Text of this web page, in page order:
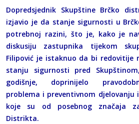
Dopredsjednik Skupštine Brčko
izjavio je da stanje sigurnosti u
potrebnoj razini, što je, kako je
diskusiju zastupnika tijekom
Filipović je istaknuo da bi redovitije
stanju sigurnosti pred
godišnje, doprinijelo
problema i preventivnom
koje su od posebnog značaja
Distrikta.